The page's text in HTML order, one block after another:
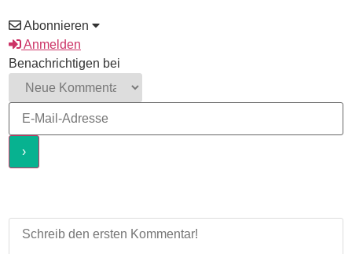
Abonnieren
Anmelden
Benachrichtigen bei